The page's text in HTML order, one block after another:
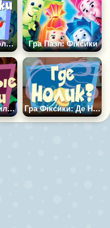
Гра Фіксики: Половинки Гра Пазл: Фіксики
Гра Фіксики: Мильні Бульбашки Гра Фіксики: Де Нолик?